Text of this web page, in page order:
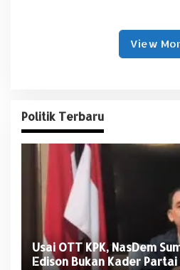
View
Politik Terbaru
Usai OTT KPK, NasDem
Edison Bukan Kader Partai